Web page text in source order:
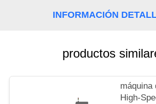
MAPA
INFORMACIÓN
productos
máquina
High-